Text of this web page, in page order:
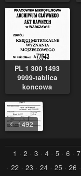
PL 1 300 1493
9999-tablica
koncowa
1492
1 2 3 4 5 6 7
22
23 24 25 26